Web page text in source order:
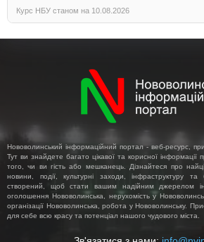
Курс НБУ станом на 10.08.2026
Нововолинський інформаційний портал - веб-ресурс,
Тут ви знайдете багато цікавої та корисної
того, чи ви гість або мешканець. Дізнайтеся про
новини, події, культурні заходи, інфраструктуру
створений, щоб стати вашим надійним джерелом
оголошення Нововолинська, нерухомість у
організації Нововолинська, робота у Нововолинську.
для себе всю красу та потенціал нашого чудового міста.